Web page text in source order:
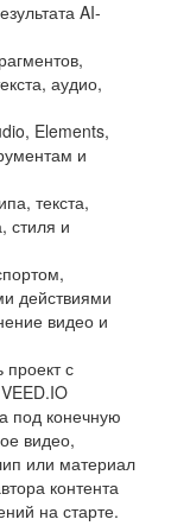
AI-
аудио,
Elements,
и
текста,
стиля и
действиями
видео и
проект с
под конечную
видео,
или материал
контента
на старте.